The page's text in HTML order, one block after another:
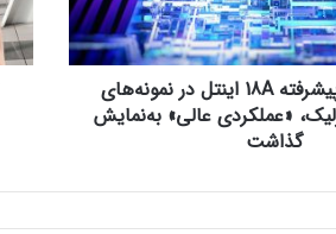
فرایند ساخت پیشرفته 18A اینتل در نمونه‌های
«عملکردی عالی» به‌نمایش
گذاشت
ی
ا
ز
ب